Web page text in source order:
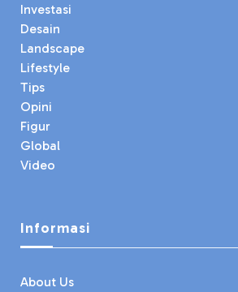
Investasi
Desain
Landscape
Lifestyle
Tips
Opini
Figur
Global
Video
Informasi
About Us